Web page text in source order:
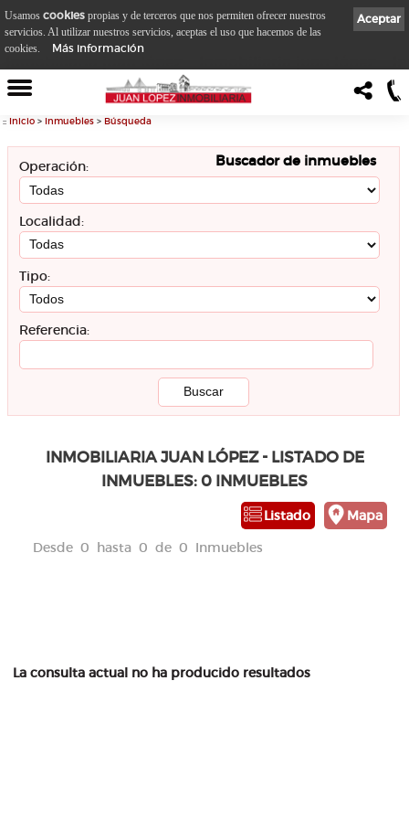
:: Inicio > Inmuebles > Búsqueda
Buscador de inmuebles
Operación:
Localidad:
Tipo:
Referencia:
INMOBILIARIA JUAN LÓPEZ - LISTADO DE
INMUEBLES: 0 INMUEBLES
Mapa
Listado
Desde 0 hasta 0 de 0 Inmuebles
La consulta actual no ha producido resultados
Aceptar
Usamos cookies propias y de terceros que nos permiten ofrecer nuestros
servicios. Al utilizar nuestros servicios, aceptas el uso que hacemos de las
cookies.
Más información